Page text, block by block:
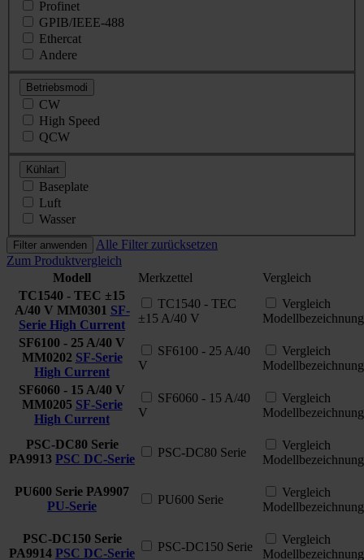
Profinet
GPIB/IEEE-488
Ethercat
Andere
Betriebsmodi
CW
High Speed
QCW
Kühlart
Baseplate
Luft
Wasser
Filter anwenden
Alle Filter zurücksetzen
Zum Produktvergleich
Modell
Merkzettel
Vergleich
TC1540 - TEC ±15
A/40 V MM0301 SF-
Serie High Current
TC1540 - TEC
±15 A/40 V
Vergleich
Modellbezeichnung
SF6100 - 25 A/40 V
MM0202 SF-Serie
High Current
SF6100 - 25 A/40
V
Vergleich
Modellbezeichnung
SF6060 - 15 A/40 V
MM0205 SF-Serie
High Current
SF6060 - 15 A/40
V
Vergleich
Modellbezeichnung
PSC-DC80 Serie
PA9913 PSC DC-Serie PSC-DC80 Serie
Vergleich
Modellbezeichnung
PU600 Serie PA9907
PU-Serie
PU600 Serie
Vergleich
Modellbezeichnung
PSC-DC150 Serie
PA9914 PSC DC-Serie PSC-DC150 Serie
Vergleich
Modellbezeichnung